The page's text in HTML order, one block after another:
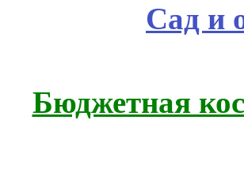
Сад и
Бюджетная